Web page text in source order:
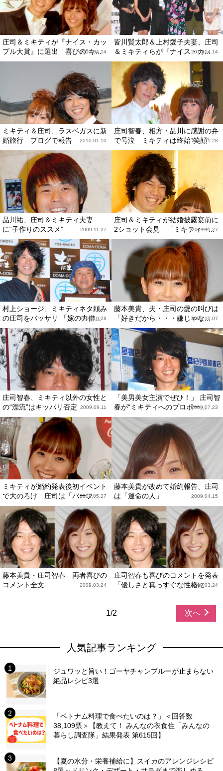
庄司＆ミキティが『ナイス・カッ
プル大賞』に選出 喜びの“キ...
2010.04.14
皆川賢太郎＆上村愛子夫妻、庄司
＆ミキティらが『ナイス・カ...
2010.04.14
ミキティ＆庄司、ラスベガスに新
婚旅行 ブログで報告
2010.01.10
庄司智春、相方・品川に感謝の弁
で号泣 ミキティは終始“笑顔”
2009.11.28
品川祐、庄司＆ミキティ夫妻
に“子作りのススメ”
2009.11.27
庄司＆ミキティが結婚披露宴前に
2ショット会見 「ミキティー...
2009.11.27
村上ショージ、ミキティネタ頼み
の庄司をバッサリ 「嫁の力借...
2009.10.28
藤本美貴、夫・庄司の愛の叫びは
「好きだから・・・嫌じゃな...
2009.10.07
庄司智春、ミキティ以外の女性と
の“漂流”はキッパリ否定
2009.09.11
「美男美女主演でぜひ！」 庄司智
春が“ミキティへのプロポー...
2009.07.23
ミキティが婚約発表後初イベント
で大のろけ 庄司は「パーフ...
2009.05.27
藤本美貴が改めて婚約報告、庄司
は「運命の人」
2009.04.15
藤本美貴・庄司智春 両者喜びの
コメント全文
2009.03.24
庄司智春も喜びのコメントを発表
「優しさと真っすぐな性格に...
2009.03.24
1/2 次へ
人気記事ランキング
ジュワッと旨い！ゴーヤチャンプルーが止まらない
絶品レシピ3選
「ベトナム料理で食べたいのは？」＜回答数
38,109票＞【教えて！ みんなの衣食住「みんなの
暮らし調査隊」結果発表 第615回】
【夏の水分・栄養補給に】スイカのアレンジレシピ